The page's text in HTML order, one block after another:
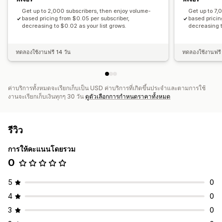
การติดตามคอนเวอร์ชัน ต้นทุนต่อการหาลูกค้าใหม่ แดชบอร์ด
Get up to 2,000 subscribers, then enjoy volume-
based pricing from $0.05 per subscriber,
decreasing to $0.02 as your list grows.
ทดลองใช้งานฟรี 14 วัน
Get up to
based
decreasing
ทดลองใช้งานฟ
ค่าบริการทั้งหมดจะเรียกเก็บเป็น USD ค่าบริการที่เกิดขึ้นประจำและตามการใช้
งานจะเรียกเก็บเงินทุกๆ 30 วัน ดูตัวเลือกการกำหนดราคาทั้งหมด
รีวิว
การให้คะแนนโดยรวม
0
5
0
4
0
3
0